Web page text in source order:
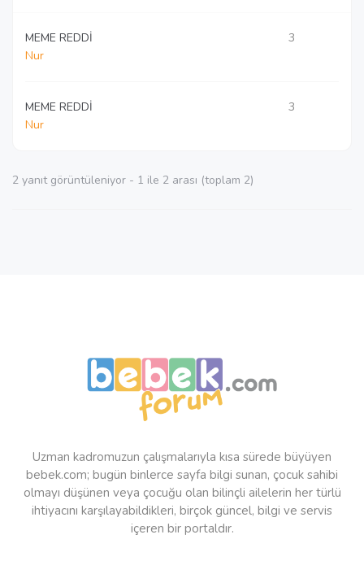
MEME REDDİ
Nur
3
MEME REDDİ
Nur
3
2 yanıt görüntüleniyor - 1 ile 2 arası (toplam 2)
Uzman kadromuzun çalışmalarıyla kısa sürede büyüyen
bebek.com; bugün binlerce sayfa bilgi sunan, çocuk sahibi
olmayı düşünen veya çocuğu olan bilinçli ailelerin her türlü
ihtiyacını karşılayabildikleri, birçok güncel, bilgi ve servis
içeren bir portaldır.